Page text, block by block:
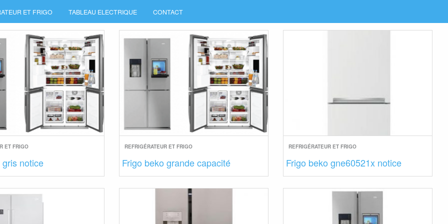
ET FRIGO TABLEAU ELECTRIQUE CONTACT
ET FRIGO
notice
REFRIGÉRATEUR ET FRIGO
Frigo beko grande capacité
REFRIGÉRATEUR ET FRIGO
Frigo beko gne60521x notice